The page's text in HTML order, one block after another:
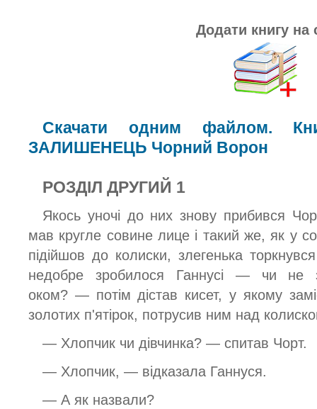
Додати книгу на
Скачати одним файлом.
ЗАЛИШЕНЕЦЬ Чорний Ворон
РОЗДІЛ ДРУГИЙ 1
Якось уночі до них знову прибився
мав кругле совине лице і такий же, як у
підійшов до колиски, злегенька
недобре зробилося Ганнусі — чи не
оком? — потім дістав кисет, у якому
золотих п'ятірок, потрусив ним над
— Хлопчик чи дівчинка? — спитав Чорт.
— Хлопчик, — відказала Ганнуся.
— А як назвали?